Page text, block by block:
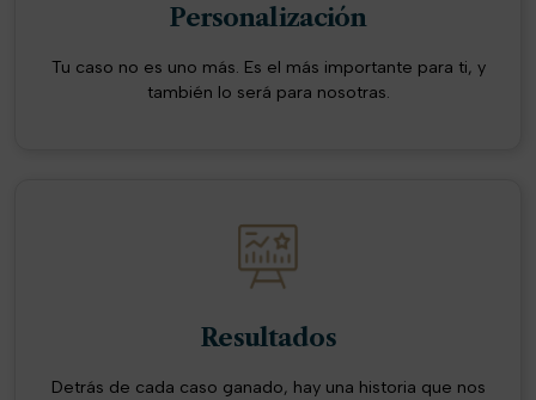
Personalización
Tu caso no es uno más. Es el más importante para ti, y
también lo será para nosotras.
Resultados
Detrás de cada caso ganado, hay una historia que nos